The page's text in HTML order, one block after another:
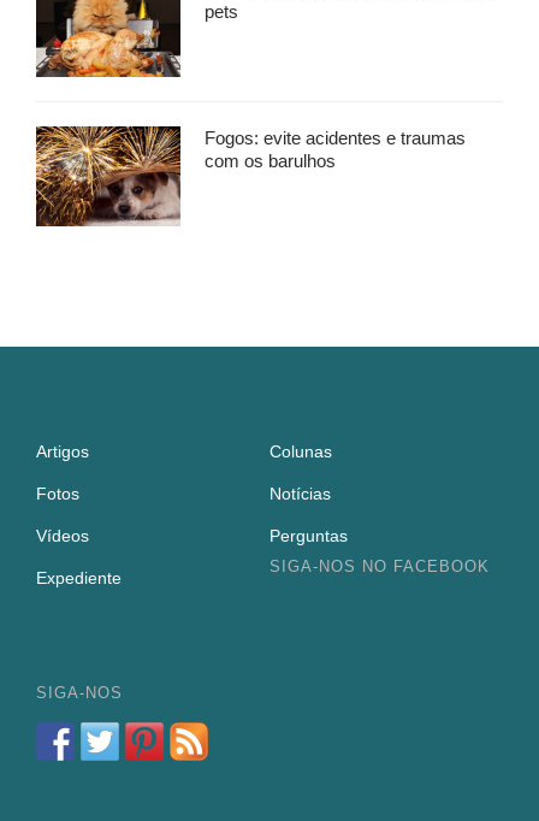
pets
Fogos: evite acidentes e traumas
com os barulhos
Artigos Colunas
Fotos Notícias
Vídeos Perguntas
Expediente
SIGA-NOS NO FACEBOOK
SIGA-NOS